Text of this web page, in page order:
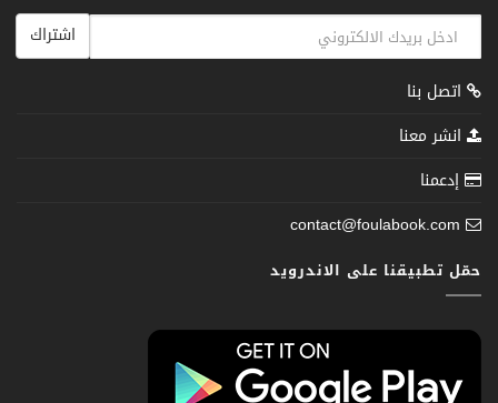
اشتراك
اتصل بنا
انشر معنا
إدعمنا
contact@foulabook.com
حمّل تطبيقنا على الاندرويد